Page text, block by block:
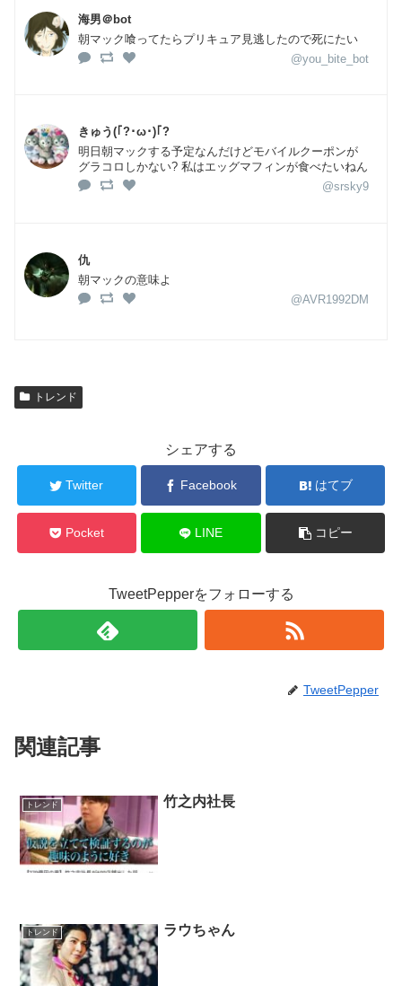
海男＠bot
朝マック喰ってたらプリキュア見逃したので死にたい
@you_bite_bot
きゅう(｢?･ω･)｢?
明日朝マックする予定なんだけどモバイルクーポンが
グラコロしかない? 私はエッグマフィンが食べたいねん
@srsky9
仇
朝マックの意味よ
@AVR1992DM
トレンド
シェアする
Twitter Facebook はてブ
Pocket LINE コピー
TweetPepperをフォローする
TweetPepper
関連記事
トレンド 竹之内社長
トレンド ラウちゃん